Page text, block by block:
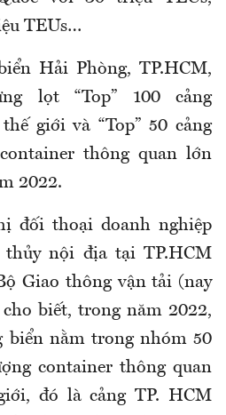
TEUs…
Hải Phòng, TP.HCM,
lọt “Top” 100 cảng
giới và “Top” 50 cảng
thông quan lớn
2022.
đối thoại doanh nghiệp
thủy nội địa tại TP.HCM
Giao thông vận tải (nay
biết, trong năm 2022,
biển nằm trong nhóm 50
container thông quan
đó là cảng TP. HCM